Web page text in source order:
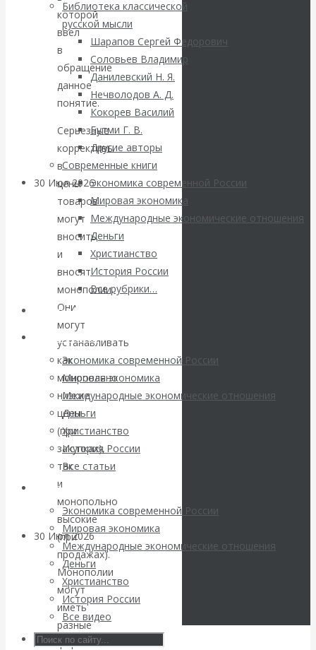
Библиотека классической
русской мысли
Шарапов Сергей Федорович
Соловьев Владимир
Данилевский Н. Я.
Нечволодов А. Д.
Кокорев Василий
Бутми Г. В.
Другие авторы
Современные книги
Экономика современной России
Мировая экономика
Международные экономические отношения
Деньги
Христианство
История России
Все рубрики…
Авторы РЭОШ
Архив статей
Экономика современной России
Мировая экономика
Международные экономические отношения
Деньги
Христианство
История России
Все статьи
Архив Видео
Экономика современной России
Мировая экономика
Международные экономические отношения
Деньги
Христианство
История России
Все видео
ВАлентин
Катасонов.
Саммит НАТО в
Турции: Drang
nach Osten
30 Июл 2026Банки
Валентин
Катасонов. Кто
определяет
погоду на
финансовых
рынках?
Минфины хотят
быть главнее
Центробанков?
30 Июл 2026Цифровая
экономика
Валентин
Катасонов.
которой
ввел
в
обращение
данное
понятие.
Серьезные
коррективы
в
цены
товаров
могут
вносить
и
вносят
монополии.
Они
могут
устанавливать
как
монопольно
низкие
цены
(при
закупках),
так
и
монопольно
высокие
(при
продажах).
Монополии
могут
иметь
разные
формы: